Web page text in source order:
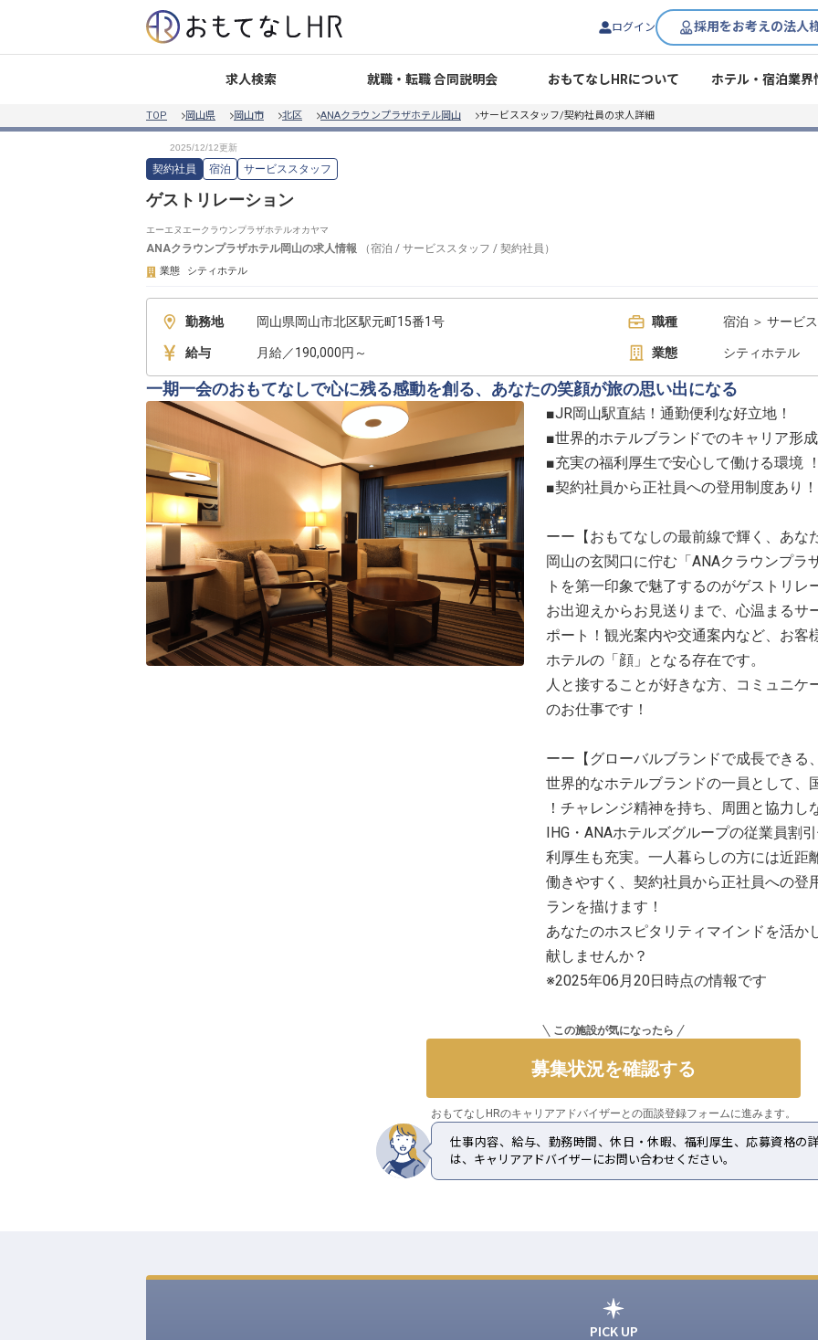
ログイン 採用をお考えの法人
求人検索 就職・転職 合同説明会 おもてなしHRについて ホテル・宿泊業界
TOP 岡山県 岡山市 北区 ANAクラウンプラザホテル岡山 サービススタッフ/契約社員の求人詳細
契約社員 宿泊 サービススタッフ
ゲストリレーション
エーエヌエークラウンプラザホテルオカヤマ
ANAクラウンプラザホテル岡山の求人情報 （宿泊 / サービススタッフ / 契約社員 ）
業態 シティホテル
勤務地 岡山県岡山市北区駅元町15番1号 職種 宿泊 ＞ サービ
給与 月給／190,000円～ 業態 シティホテル
一期一会のおもてなしで心に残る感動を創る、あなたの笑顔が旅の思い出になる
■JR岡山駅直結！通勤便利な好立地！
■世界的ホテルブランドでのキャリア形
■充実の福利厚生で安心して働ける環境
■契約社員から正社員への登用制度あり！
ーー【おもてなしの最前線で輝く、あな
岡山の玄関口に佇む「ANAクラウンプ
トを第一印象で魅了するのがゲストリ
お出迎えからお見送りまで、心温まる
ポート！観光案内や交通案内など、お客
ホテルの「顔」となる存在です。
人と接することが好きな方、コミュニ
のお仕事です！
ーー【グローバルブランドで成長できる
世界的なホテルブランドの一員として、
！チャレンジ精神を持ち、周囲と協力
IHG・ANAホテルズグループの従業員割
利厚生も充実。一人暮らしの方には近距
働きやすく、契約社員から正社員への登
ランを描けます！
あなたのホスピタリティマインドを活
献しませんか？
※2025年06月20日時点の情報です
この施設が気になったら
募集状況を確認する
おもてなしHRのキャリアアドバイザーとの面談登録フォームに進みます。
仕事内容、給与、勤務時間、休日・休暇、福利厚生、応募資格の
は、キャリアアドバイザーにお問い合わせください。
PICK UP